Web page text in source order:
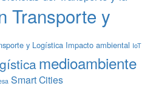
Transporte y
y Logística Impacto ambiental IoT
medioambiente
Smart Cities